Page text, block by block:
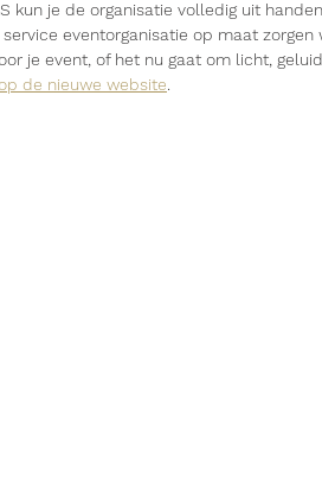
kun je de organisatie volledig uit
eventorganisatie op maat
je event, of het nu gaat om licht,
de nieuwe website.